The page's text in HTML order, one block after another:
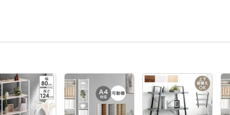
グレイッシュウッド、ストーンホワイト
■梱包サイズ
15×45×86cm